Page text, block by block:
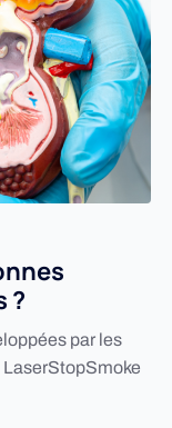
?
par les